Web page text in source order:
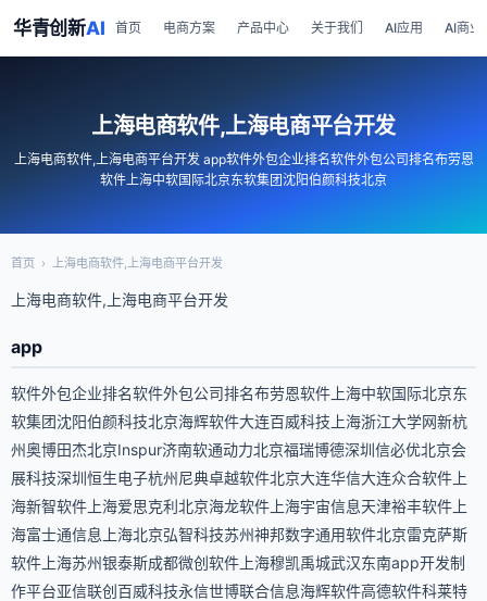
华青创新AI 首页 电商方案 产品中心 关于我们 AI应用 AI商业
上海电商软件,上海电商平台开发
上海电商软件,上海电商平台开发 app软件外包企业排名软件外包公司排名布劳恩
软件上海中软国际北京东软集团沈阳伯颜科技北京
首页 › 上海电商软件,上海电商平台开发
上海电商软件,上海电商平台开发
app
软件外包企业排名软件外包公司排名布劳恩软件上海中软国际北京东
软集团沈阳伯颜科技北京海辉软件大连百威科技上海浙江大学网新杭
州奥博田杰北京Inspur济南软通动力北京福瑞博德深圳信必优北京会
展科技深圳恒生电子杭州尼典卓越软件北京大连华信大连众合软件上
海新智软件上海爱思克利北京海龙软件上海宇宙信息天津裕丰软件上
海富士通信息上海北京弘智科技苏州神邦数字通用软件北京雷克萨斯
软件上海苏州银泰斯成都微创软件上海穆凯禹城武汉东南app开发制
作平台亚信联创百威科技永信世博联合信息海辉软件高德软件科莱特